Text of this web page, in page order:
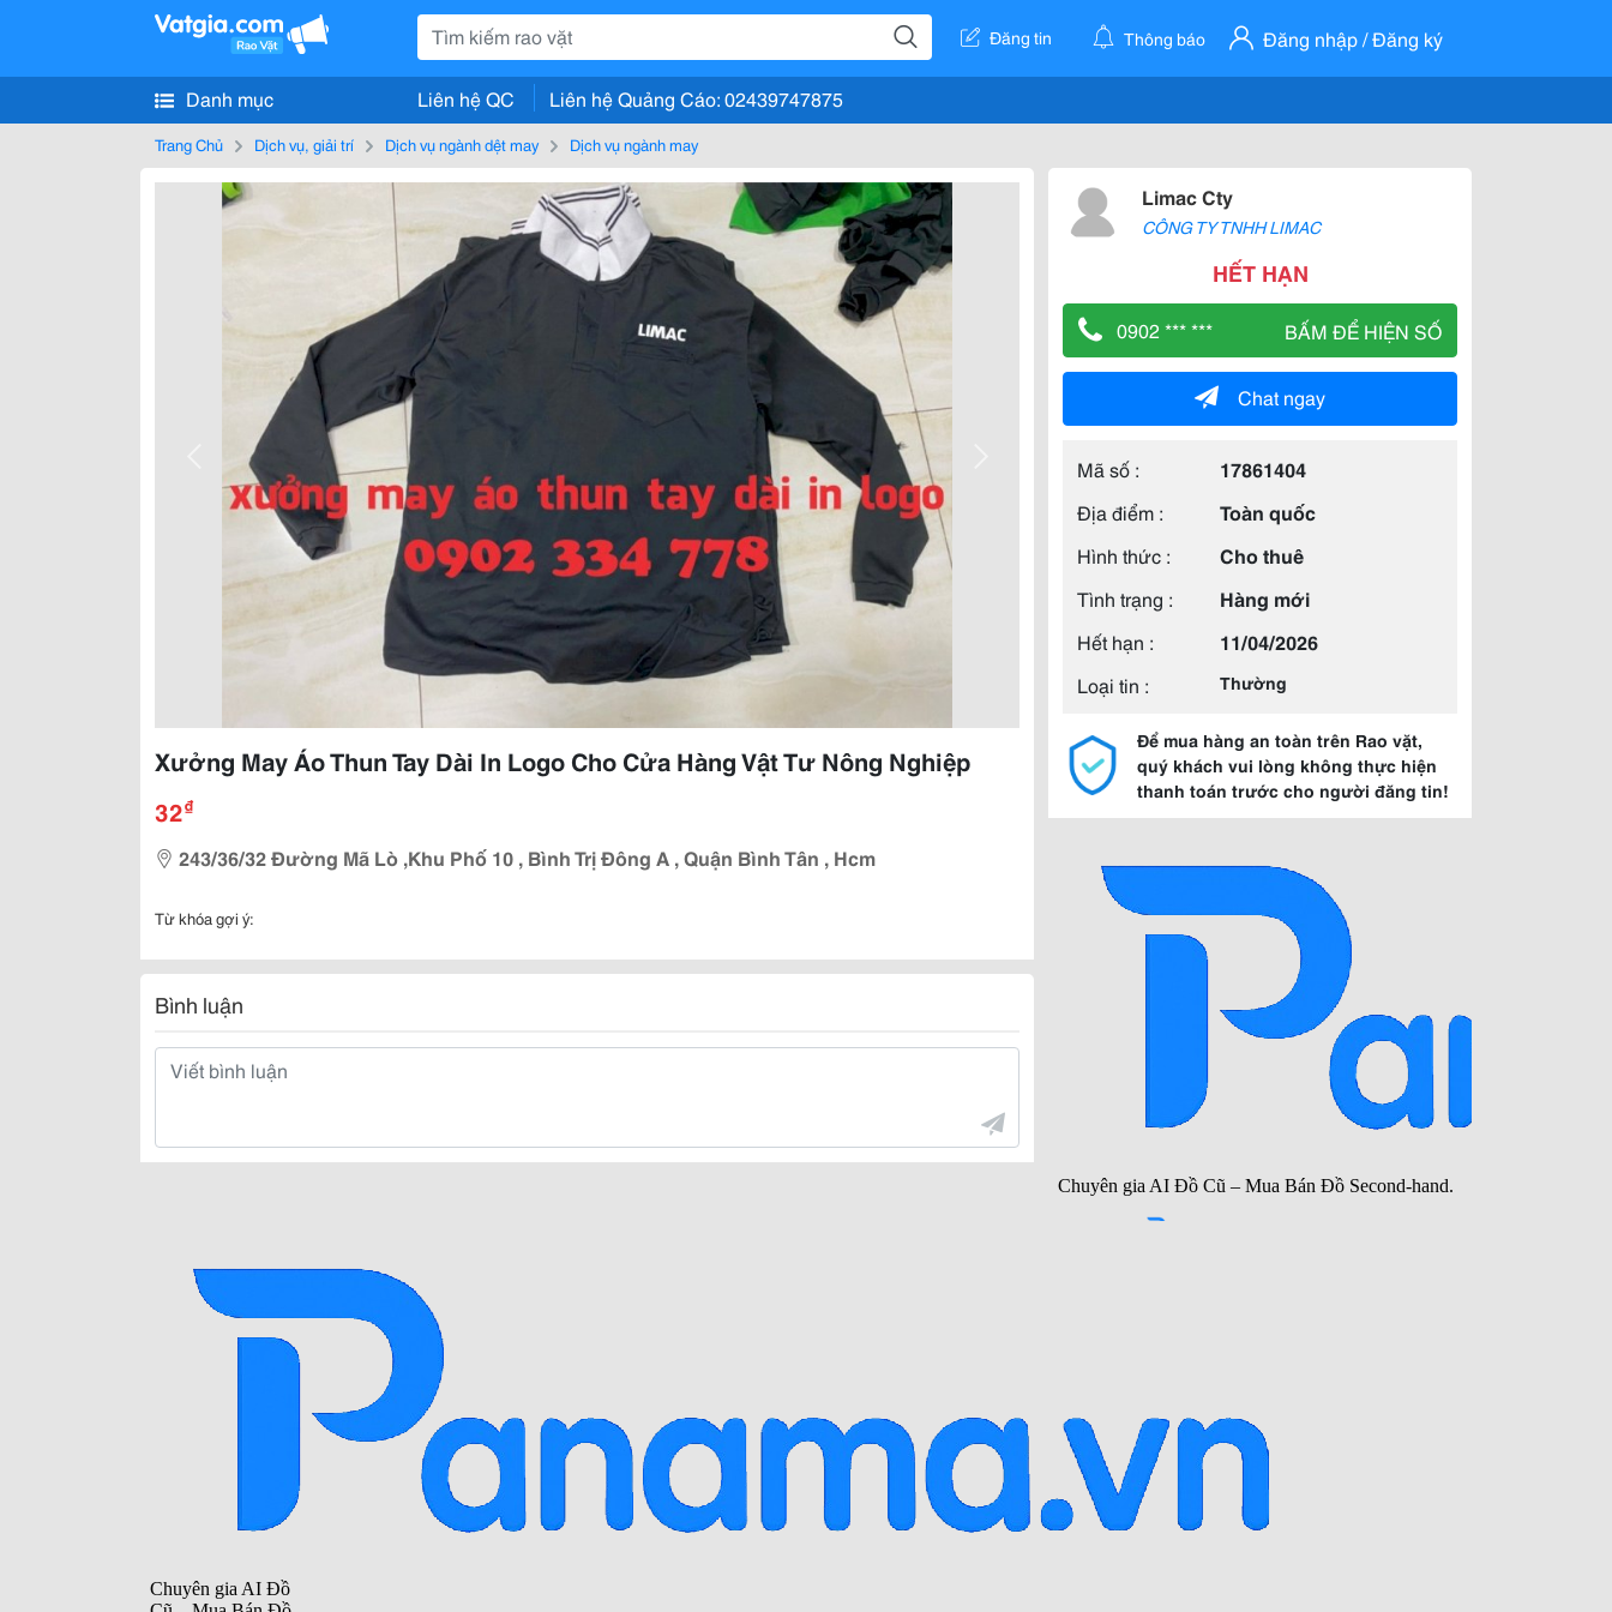
Đăng tin Thông báo Đăng nhập / Đăng ký
Danh mục Liên hệ QC Liên hệ Quảng Cáo: 02439747875
Trang Chủ Dịch vụ, giải trí Dịch vụ ngành dệt may Dịch vụ ngành may
Xưởng May Áo Thun Tay Dài In Logo Cho Cửa Hàng Vật Tư Nông Nghiệp
32₫
243/36/32 Đường Mã Lò ,Khu Phố 10 , Bình Trị Đông A , Quận Bình Tân , Hcm
Từ khóa gợi ý:
Bình luận
Limac Cty
CÔNG TY TNHH LIMAC
HẾT HẠN
0902 *** *** BẤM ĐỂ HIỆN SỐ
Chat ngay
Mã số :
17861404
Địa điểm :
Toàn quốc
Hình thức :
Cho thuê
Tình trạng :
Hàng mới
Hết hạn :
11/04/2026
Loại tin :
Thường
Để mua hàng an toàn trên Rao vặt,
quý khách vui lòng không thực hiện
thanh toán trước cho người đăng tin!